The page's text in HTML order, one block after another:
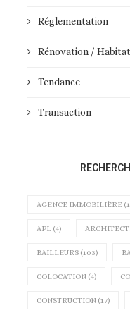
Réglementation
Rénovation / Habitat
Tendance
Transaction
AGENCE IMMOBILIÈRE
APL (4)
BAILLEURS (103)
COLOCATION (4)
CONSTRUCTION (17)